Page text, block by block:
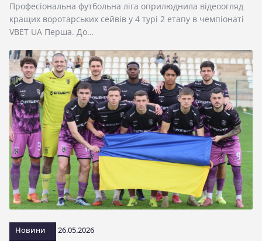
Професіональна футбольна ліга оприлюднила відеоогляд
кращих воротарських сейвів у 4 турі 2 етапу в чемпіонаті
VBET UA Перша. До…
Новини 26.05.2026